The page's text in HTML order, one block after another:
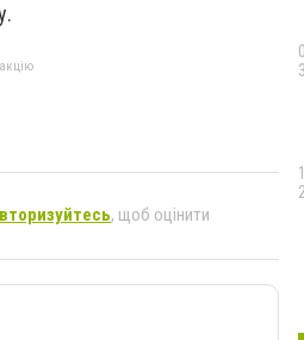
, щоб оцінити